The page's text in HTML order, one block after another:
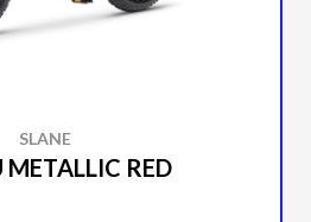
SLANE
METALLIC RED